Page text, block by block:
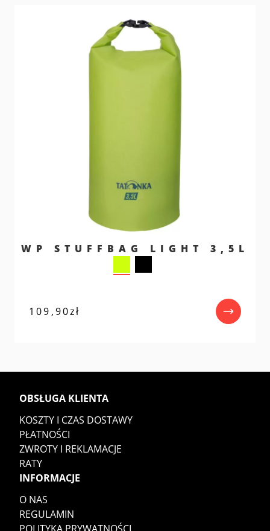
WP STUFFBAG LIGHT 3,5L
109,90zł
OBSŁUGA KLIENTA
KOSZTY I CZAS DOSTAWY
PŁATNOŚCI
ZWROTY I REKLAMACJE
RATY
INFORMACJE
O NAS
REGULAMIN